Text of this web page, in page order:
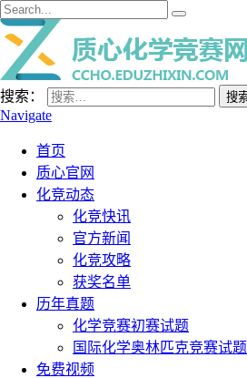
搜索：
Navigate
首页
质心官网
化竞动态
化竞快讯
官方新闻
化竞攻略
获奖名单
历年真题
化学竞赛初赛试题
国际化学奥林匹克竞赛试题
免费视频